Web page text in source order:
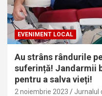
EVENIMENT LOCAL
Au strâns rândurile
suferință! Jandarmii
pentru a salva vieți!
2 noiembrie 2023 Jurnalul